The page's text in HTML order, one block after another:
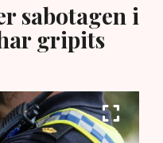
sabotagen i
gripits